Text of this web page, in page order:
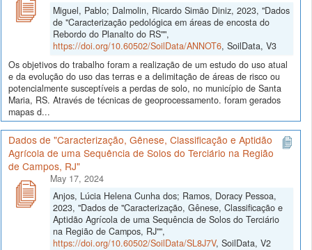
Miguel, Pablo; Dalmolin, Ricardo Simão Diniz, 2023, "Dados
de "Caracterização pedológica em áreas de encosta do
Rebordo do Planalto do RS"",
https://doi.org/10.60502/SoilData/ANNOT6, SoilData, V3
Os objetivos do trabalho foram a realização de um estudo do uso atual
e da evolução do uso das terras e a delimitação de áreas de risco ou
potencialmente susceptíveis a perdas de solo, no município de Santa
Maria, RS. Através de técnicas de geoprocessamento. foram gerados
mapas d...
Dados de "Caracterização, Gênese, Classificação e Aptidão
Agrícola de uma Sequência de Solos do Terciário na Região
de Campos, RJ"
May 17, 2024
Anjos, Lúcia Helena Cunha dos; Ramos, Doracy Pessoa,
2023, "Dados de "Caracterização, Gênese, Classificação e
Aptidão Agrícola de uma Sequência de Solos do Terciário
na Região de Campos, RJ"",
https://doi.org/10.60502/SoilData/SL8J7V, SoilData, V2